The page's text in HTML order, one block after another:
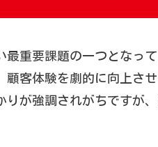
重要課題の一つとなっ
客体験を劇的に向上さ
が強調されがちですが